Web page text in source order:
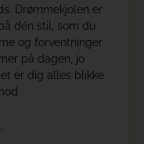
Drømmekjolen er
dén stil, som du
og forventninger
på dagen, jo
er dig alles blikke